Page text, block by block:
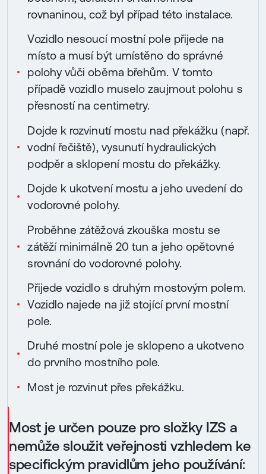
rovnaninou, což byl případ této instalace.
Vozidlo nesoucí mostní pole přijede na
místo a musí být umístěno do správné
polohy vůči oběma břehům. V tomto
případě vozidlo muselo zaujmout polohu s
přesností na centimetry.
Dojde k rozvinutí mostu nad překážku (např.
vodní řečiště), vysunutí hydraulických
podpěr a sklopení mostu do překážky.
Dojde k ukotvení mostu a jeho uvedení do
vodorovné polohy.
Proběhne zátěžová zkouška mostu se
zátěží minimálně 20 tun a jeho opětovné
srovnání do vodorovné polohy.
Přijede vozidlo s druhým mostovým polem.
Vozidlo najede na již stojící první mostní
pole.
Druhé mostní pole je sklopeno a ukotveno
do prvního mostního pole.
Most je rozvinut přes překážku.
Most je určen pouze pro složky IZS a
nemůže sloužit veřejnosti vzhledem ke
specifickým pravidlům jeho používání: